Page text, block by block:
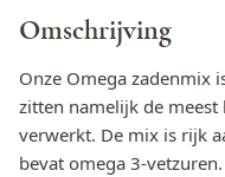
Omschrijving
Onze Omega zadenmix
zitten namelijk de
verwerkt. De mix is rijk
bevat omega 3-